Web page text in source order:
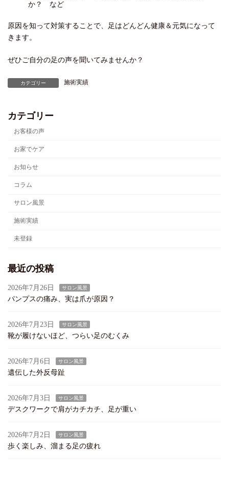
か？ など
原因を知って対策することで、足はどんどん健康＆元気になって
きます。
ぜひご自分の足の声を聞いてみませんか？
カテゴリー 施術実績
カテゴリー
お客様の声
お家でケア
お知らせ
コラム
サロン風景
施術実績
未登録
最近の投稿
2026年7月26日 サロン風景
パンプスの痛み、実は爪が原因？
2026年7月23日 サロン風景
靴が履けないほど、つらい足のむくみ
2026年7月6日 サロン風景
遺伝した外反母趾
2026年7月3日 サロン風景
デスクワークで肩がカチカチ、足が重い
2026年7月2日 サロン風景
歩く楽しみ、溜まる足の疲れ